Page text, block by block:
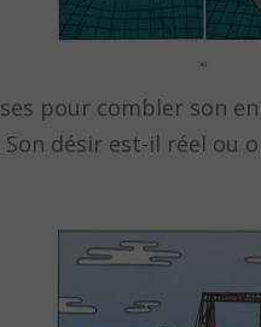
pour combler son
Son désir est-il réel ou